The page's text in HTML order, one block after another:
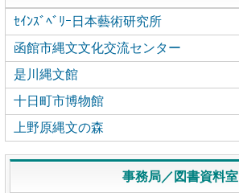
ｾｲﾝｽﾞﾍﾞﾘｰ日本藝術研究所
函館市縄文文化交流センター
是川縄文館
十日町市博物館
上野原縄文の森
事務局／図書資料室